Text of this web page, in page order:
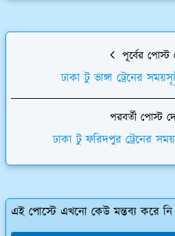
পূর্বের পোস্ট
ঢাকা টু ভাঙ্গা ট্রেনের
পরবর্তী পোস্ট
ঢাকা টু ফরিদপুর ট্রেনের
এই পোস্টে এখনো কেউ মন্তব্য করে নি